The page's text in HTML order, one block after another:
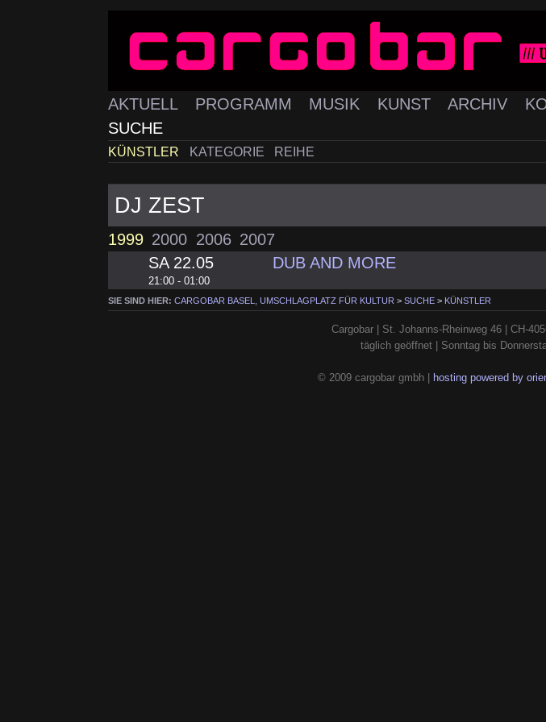
AKTUELL PROGRAMM MUSIK KUNST ARCHIV
SUCHE
KÜNSTLER KATEGORIE REIHE
DJ ZEST
1999 2000 2006 2007
SA 22.05
21:00 - 01:00
DUB AND MORE
SIE SIND HIER:CARGOBAR BASEL, UMSCHLAGPLATZ FÜR KULTUR >SUCHE > KÜNSTLER
Cargobar | St. Johanns-Rheinweg 46 | CH-
täglich geöffnet | Sonntag bis
© 2009 cargobar gmbh | hosting powered by